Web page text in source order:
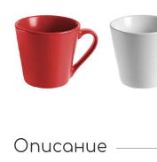
Описание